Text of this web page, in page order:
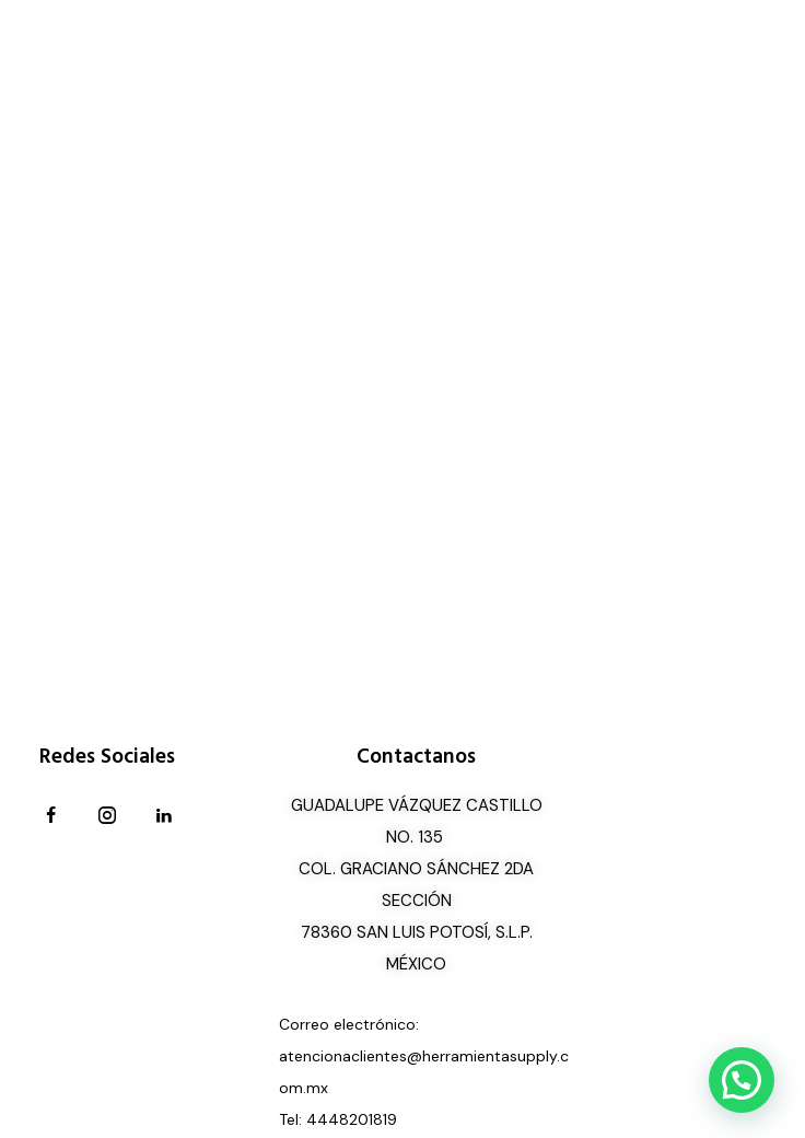
Redes Sociales Contactanos
GUADALUPE VÁZQUEZ CASTILLO
NO. 135
COL. GRACIANO SÁNCHEZ 2DA
SECCIÓN
78360 SAN LUIS POTOSÍ, S.L.P.
MÉXICO
Correo electrónico:
atencionaclientes@herramientasupply.c
om.mx
Tel: 4448201819